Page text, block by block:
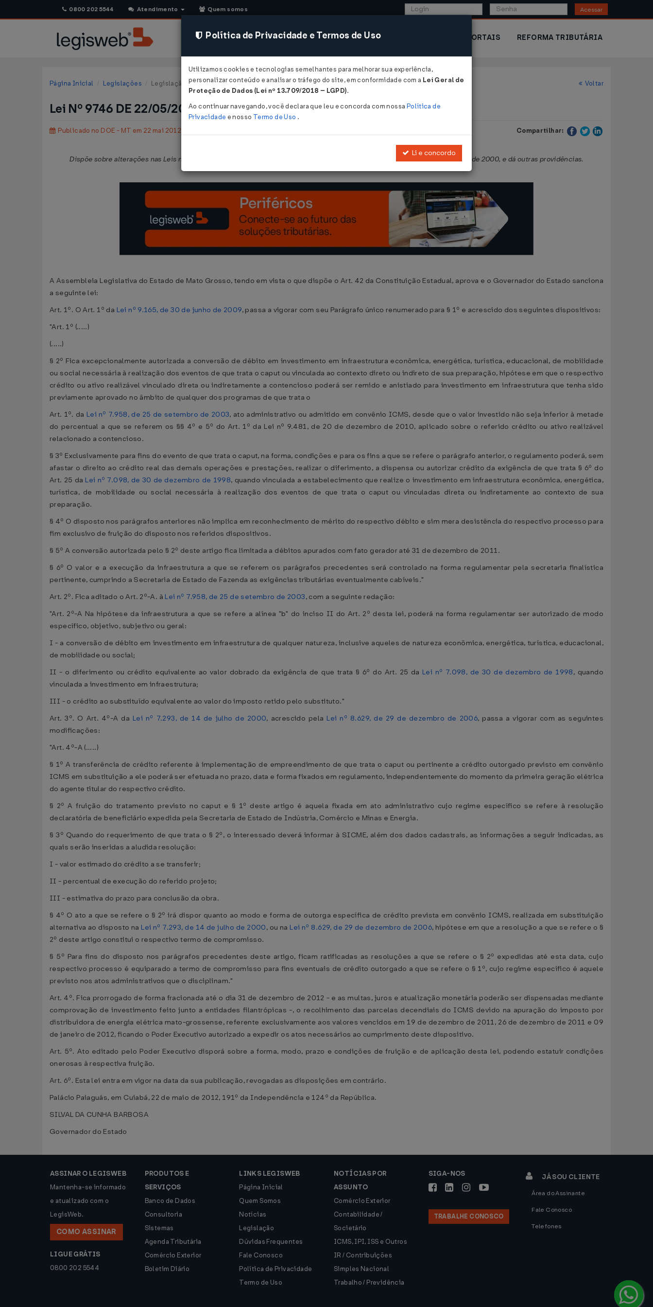
0800 202 5544 Atendimento Quem somos Acessar
CONSULTORIA SISTEMAS COMÉRCIO EXTERIOR PORTAIS REFORMA TRIBUTÁRIA
Página Inicial Legislações Legislação Estadual - Mato Grosso Voltar
Lei Nº 9746 DE 22/05/2012
Publicado no DOE - MT em 22 mai 2012 Compartilhar:
Dispõe sobre alterações nas Leis nº 9.165, de 30 de junho de 2009, 7.958, de 25 de setembro de 2003 e 7.293, de 14 de julho de 2000, e dá outras providências.
A Assembleia Legislativa do Estado de Mato Grosso, tendo em vista o que dispõe o Art. 42 da Constituição Estadual, aprova e o Governador do Estado sanciona
a seguinte lei:
Art. 1º. O Art. 1º da Lei nº 9.165, de 30 de junho de 2009, passa a vigorar com seu Parágrafo único renumerado para § 1º e acrescido dos seguintes dispositivos:
"Art. 1º (.....)
(.....)
§ 2º Fica excepcionalmente autorizada a conversão de débito em investimento em infraestrutura econômica, energética, turística, educacional, de mobilidade
ou social necessária à realização dos eventos de que trata o caput ou vinculada ao contexto direto ou indireto de sua preparação, hipótese em que o respectivo
crédito ou ativo realizável vinculado direta ou indiretamente a contencioso poderá ser remido e anistiado para investimento em infraestrutura que tenha sido
previamente aprovado no âmbito de qualquer dos programas de que trata o
Art. 1º. da Lei nº 7.958, de 25 de setembro de 2003, ato administrativo ou admitido em convênio ICMS, desde que o valor investido não seja inferior à metade
do percentual a que se referem os §§ 4º e 5º do Art. 1º da Lei nº 9.481, de 20 de dezembro de 2010, aplicado sobre o referido crédito ou ativo realizável
relacionado a contencioso.
§ 3º Exclusivamente para fins do evento de que trata o caput, na forma, condições e para os fins a que se refere o parágrafo anterior, o regulamento poderá, sem
afastar o direito ao crédito real das demais operações e prestações, realizar o diferimento, a dispensa ou autorizar crédito da exigência de que trata § 6º do
Art. 25 da Lei nº 7.098, de 30 de dezembro de 1998, quando vinculada a estabelecimento que realize o investimento em infraestrutura econômica, energética,
turística, de mobilidade ou social necessária à realização dos eventos de que trata o caput ou vinculadas direta ou indiretamente ao contexto de sua
preparação.
§ 4º O disposto nos parágrafos anteriores não implica em reconhecimento de mérito do respectivo débito e sim mera desistência do respectivo processo para
fim exclusivo de fruição do disposto nos referidos dispositivos.
§ 5º A conversão autorizada pelo § 2º deste artigo fica limitada a débitos apurados com fato gerador até 31 de dezembro de 2011.
§ 6º O valor e a execução da infraestrutura a que se referem os parágrafos precedentes será controlado na forma regulamentar pela secretaria finalística
pertinente, cumprindo a Secretaria de Estado de Fazenda as exigências tributárias eventualmente cabíveis."
Art. 2º. Fica aditado o Art. 2º-A. à Lei nº 7.958, de 25 de setembro de 2003, com a seguinte redação:
"Art. 2º-A Na hipótese da infraestrutura a que se refere a alínea "b" do inciso II do Art. 2º desta lei, poderá na forma regulamentar ser autorizado de modo
específico, objetivo, subjetivo ou geral:
I - a conversão de débito em investimento em infraestrutura de qualquer natureza, inclusive aqueles de natureza econômica, energética, turística, educacional,
de mobilidade ou social;
II - o diferimento ou crédito equivalente ao valor dobrado da exigência de que trata § 6º do Art. 25 da Lei nº 7.098, de 30 de dezembro de 1998, quando
vinculada a investimento em infraestrutura;
III - o crédito ao substituído equivalente ao valor do imposto retido pelo substituto."
Art. 3º. O Art. 4º-A da Lei nº 7.293, de 14 de julho de 2000, acrescido pela Lei nº 8.629, de 29 de dezembro de 2006, passa a vigorar com as seguintes
modificações:
"Art. 4º-A (.....)
§ 1º A transferência de crédito referente à implementação de empreendimento de que trata o caput ou pertinente a crédito outorgado previsto em convênio
ICMS em substituição a ele poderá ser efetuada no prazo, data e forma fixados em regulamento, independentemente do momento da primeira geração elétrica
do agente titular do respectivo crédito.
§ 2º A fruição do tratamento previsto no caput e § 1º deste artigo é aquela fixada em ato administrativo cujo regime específico se refere à resolução
declaratória de beneficiário expedida pela Secretaria de Estado de Indústria, Comércio e Minas e Energia.
§ 3º Quando do requerimento de que trata o § 2º, o interessado deverá informar à SICME, além dos dados cadastrais, as informações a seguir indicadas, as
quais serão inseridas a aludida resolução:
I - valor estimado do crédito a se transferir;
II - percentual de execução do referido projeto;
III - estimativa do prazo para conclusão da obra.
§ 4º O ato a que se refere o § 2º irá dispor quanto ao modo e forma de outorga específica de crédito prevista em convênio ICMS, realizada em substituição
alternativa ao disposto na Lei nº 7.293, de 14 de julho de 2000, ou na Lei nº 8.629, de 29 de dezembro de 2006, hipótese em que a resolução a que se refere o §
2º deste artigo constitui o respectivo termo de compromisso.
§ 5º Para fins do disposto nos parágrafos precedentes deste artigo, ficam ratificadas as resoluções a que se refere o § 2º expedidas até esta data, cujo
respectivo processo é equiparado a termo de compromisso para fins eventuais de crédito outorgado a que se refere o § 1º, cujo regime específico é aquele
previsto nos atos administrativos que o disciplinam."
Art. 4º. Fica prorrogado de forma fracionada até o dia 31 de dezembro de 2012 - e as multas, juros e atualização monetária poderão ser dispensadas mediante
comprovação de investimento feito junto a entidades filantrópicas -, o recolhimento das parcelas decendiais do ICMS devido na apuração do imposto por
distribuidora de energia elétrica mato-grossense, referente exclusivamente aos valores vencidos em 19 de dezembro de 2011, 26 de dezembro de 2011 e 09
de janeiro de 2012, ficando o Poder Executivo autorizado a expedir os atos necessários ao cumprimento deste dispositivo.
Art. 5º. Ato editado pelo Poder Executivo disporá sobre a forma, modo, prazo e condições de fruição e de aplicação desta lei, podendo estatuir condições
onerosas à respectiva fruição.
Art. 6º. Esta lei entra em vigor na data da sua publicação, revogadas as disposições em contrário.
Palácio Paiaguás, em Cuiabá, 22 de maio de 2012, 191º da Independência e 124º da República.
SILVAL DA CUNHA BARBOSA
Governador do Estado
ASSINAR O LEGISWEB
Mantenha-se informado
e atualizado com o
LegisWeb.
COMO ASSINAR
LIGUE GRÁTIS
0800 202 5544
PRODUTOS E
SERVIÇOS
Banco de Dados
Consultoria
Sistemas
Agenda Tributária
Comércio Exterior
Boletim Diário
LINKS LEGISWEB
Página Inicial
Quem Somos
Notícias
Legislação
Dúvidas Frequentes
Fale Conosco
Política de Privacidade
Termo de Uso
NOTÍCIAS POR
ASSUNTO
Comércio Exterior
Contabilidade /
Societário
ICMS, IPI, ISS e Outros
IR / Contribuições
Simples Nacional
Trabalho / Previdência
SIGA-NOS
TRABALHE CONOSCO
JÁ SOU CLIENTE
Área do Assinante
Fale Conosco
Telefones
Política de Privacidade e Termos de Uso
Utilizamos cookies e tecnologias semelhantes para melhorar sua experiência,
personalizar conteúdo e analisar o tráfego do site, em conformidade com a Lei Geral de
Proteção de Dados (Lei nº 13.709/2018 – LGPD).
Ao continuar navegando, você declara que leu e concorda com nossa Política de
Privacidade e nosso Termo de Uso .
Li e concordo